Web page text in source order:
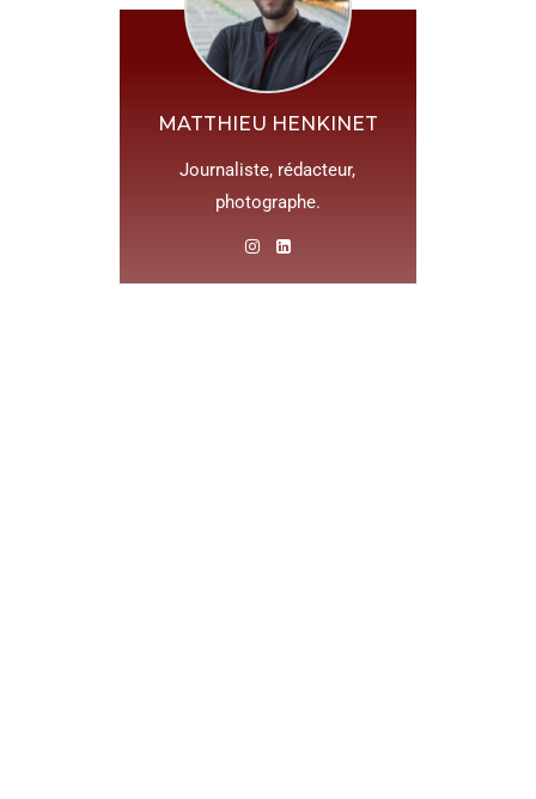
MATTHIEU HENKINET
Journaliste, rédacteur,
photographe.